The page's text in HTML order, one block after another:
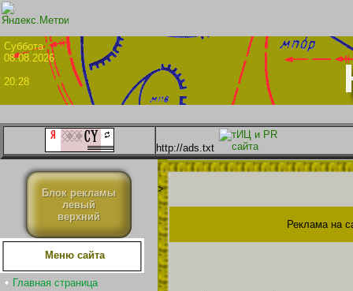
08.08.2026
20:28
http://ads.txt
Блок рекламы
левый
верхний
Меню сайта
Главная страница
>
Реклама на